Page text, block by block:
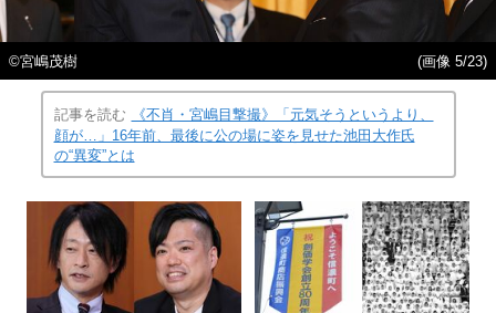
©宮嶋茂樹 (画像 5/23)
記事を読む
《不肖・宮嶋目撃撮》「元気そうというより、
顔が…」16年前、最後に公の場に姿を見せた池田大作氏
の“異変”とは